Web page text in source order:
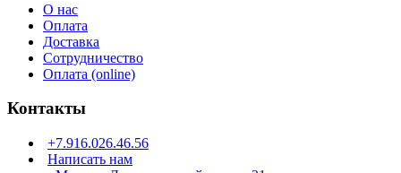
О нас
Оплата
Доставка
Сотрудничество
Оплата (online)
Контакты
+7.916.026.46.56
Написать нам